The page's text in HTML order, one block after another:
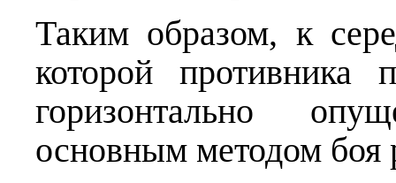
Таким образом, к
которой противника
горизонтально
основным методом боя